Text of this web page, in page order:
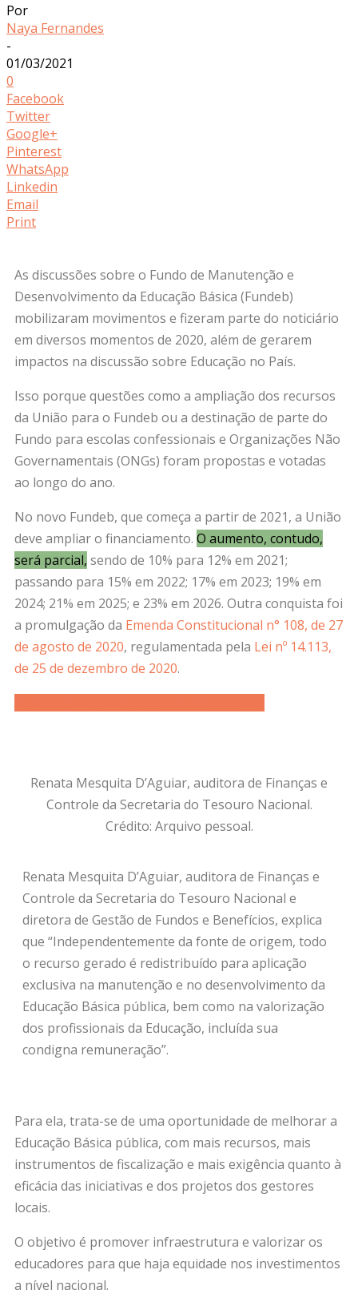
Por
Naya Fernandes
-
01/03/2021
0
Facebook
Twitter
Google+
Pinterest
WhatsApp
Linkedin
Email
Print
As discussões sobre o Fundo de Manutenção e
Desenvolvimento da Educação Básica (Fundeb)
mobilizaram movimentos e fizeram parte do noticiário
em diversos momentos de 2020, além de gerarem
impactos na discussão sobre Educação no País.
Isso porque questões como a ampliação dos recursos
da União para o Fundeb ou a destinação de parte do
Fundo para escolas confessionais e Organizações Não
Governamentais (ONGs) foram propostas e votadas
ao longo do ano.
No novo Fundeb, que começa a partir de 2021, a União
deve ampliar o financiamento. O aumento, contudo,
será parcial, sendo de 10% para 12% em 2021;
passando para 15% em 2022; 17% em 2023; 19% em
2024; 21% em 2025; e 23% em 2026. Outra conquista foi
a promulgação da Emenda Constitucional n° 108, de 27
de agosto de 2020, regulamentada pela Lei nº 14.113,
de 25 de dezembro de 2020.
Renata Mesquita D’Aguiar, auditora de Finanças e
Controle da Secretaria do Tesouro Nacional.
Crédito: Arquivo pessoal.
Renata Mesquita D’Aguiar, auditora de Finanças e
Controle da Secretaria do Tesouro Nacional e
diretora de Gestão de Fundos e Benefícios, explica
que “Independentemente da fonte de origem, todo
o recurso gerado é redistribuído para aplicação
exclusiva na manutenção e no desenvolvimento da
Educação Básica pública, bem como na valorização
dos profissionais da Educação, incluída sua
condigna remuneração”.
Para ela, trata-se de uma oportunidade de melhorar a
Educação Básica pública, com mais recursos, mais
instrumentos de fiscalização e mais exigência quanto à
eficácia das iniciativas e dos projetos dos gestores
locais.
O objetivo é promover infraestrutura e valorizar os
educadores para que haja equidade nos investimentos
a nível nacional.